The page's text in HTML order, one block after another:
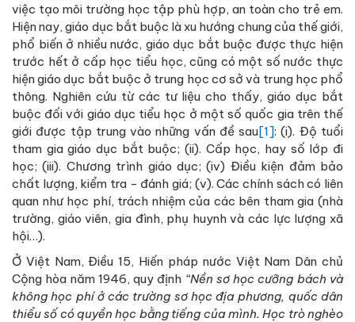
việc tạo môi trường học tập phù hợp, an toàn cho trẻ em.
Hiện nay, giáo dục bắt buộc là xu hướng chung của thế giới,
phổ biến ở nhiều nước, giáo dục bắt buộc được thực hiện
trước hết ở cấp học tiểu học, cũng có một số nước thực
hiện giáo dục bắt buộc ở trung học cơ sở và trung học phổ
thông. Nghiên cứu từ các tư liệu cho thấy, giáo dục bắt
buộc đối với giáo dục tiểu học ở một số quốc gia trên thế
giới được tập trung vào những vấn đề sau[1]: (i). Độ tuổi
tham gia giáo dục bắt buộc; (ii). Cấp học, hay số lớp đi
học; (iii). Chương trình giáo dục; (iv) Điều kiện đảm bảo
chất lượng, kiểm tra - đánh giá; (v). Các chính sách có liên
quan như học phí, trách nhiệm của các bên tham gia (nhà
trường, giáo viên, gia đình, phụ huynh và các lực lượng xã
hội…).
Ở Việt Nam, Điều 15, Hiến pháp nước Việt Nam Dân chủ
Cộng hòa năm 1946, quy định “Nền sơ học cưỡng bách và
không học phí ở các trường sơ học địa phương, quốc dân
thiểu số có quyền học bằng tiếng của mình. Học trò nghèo